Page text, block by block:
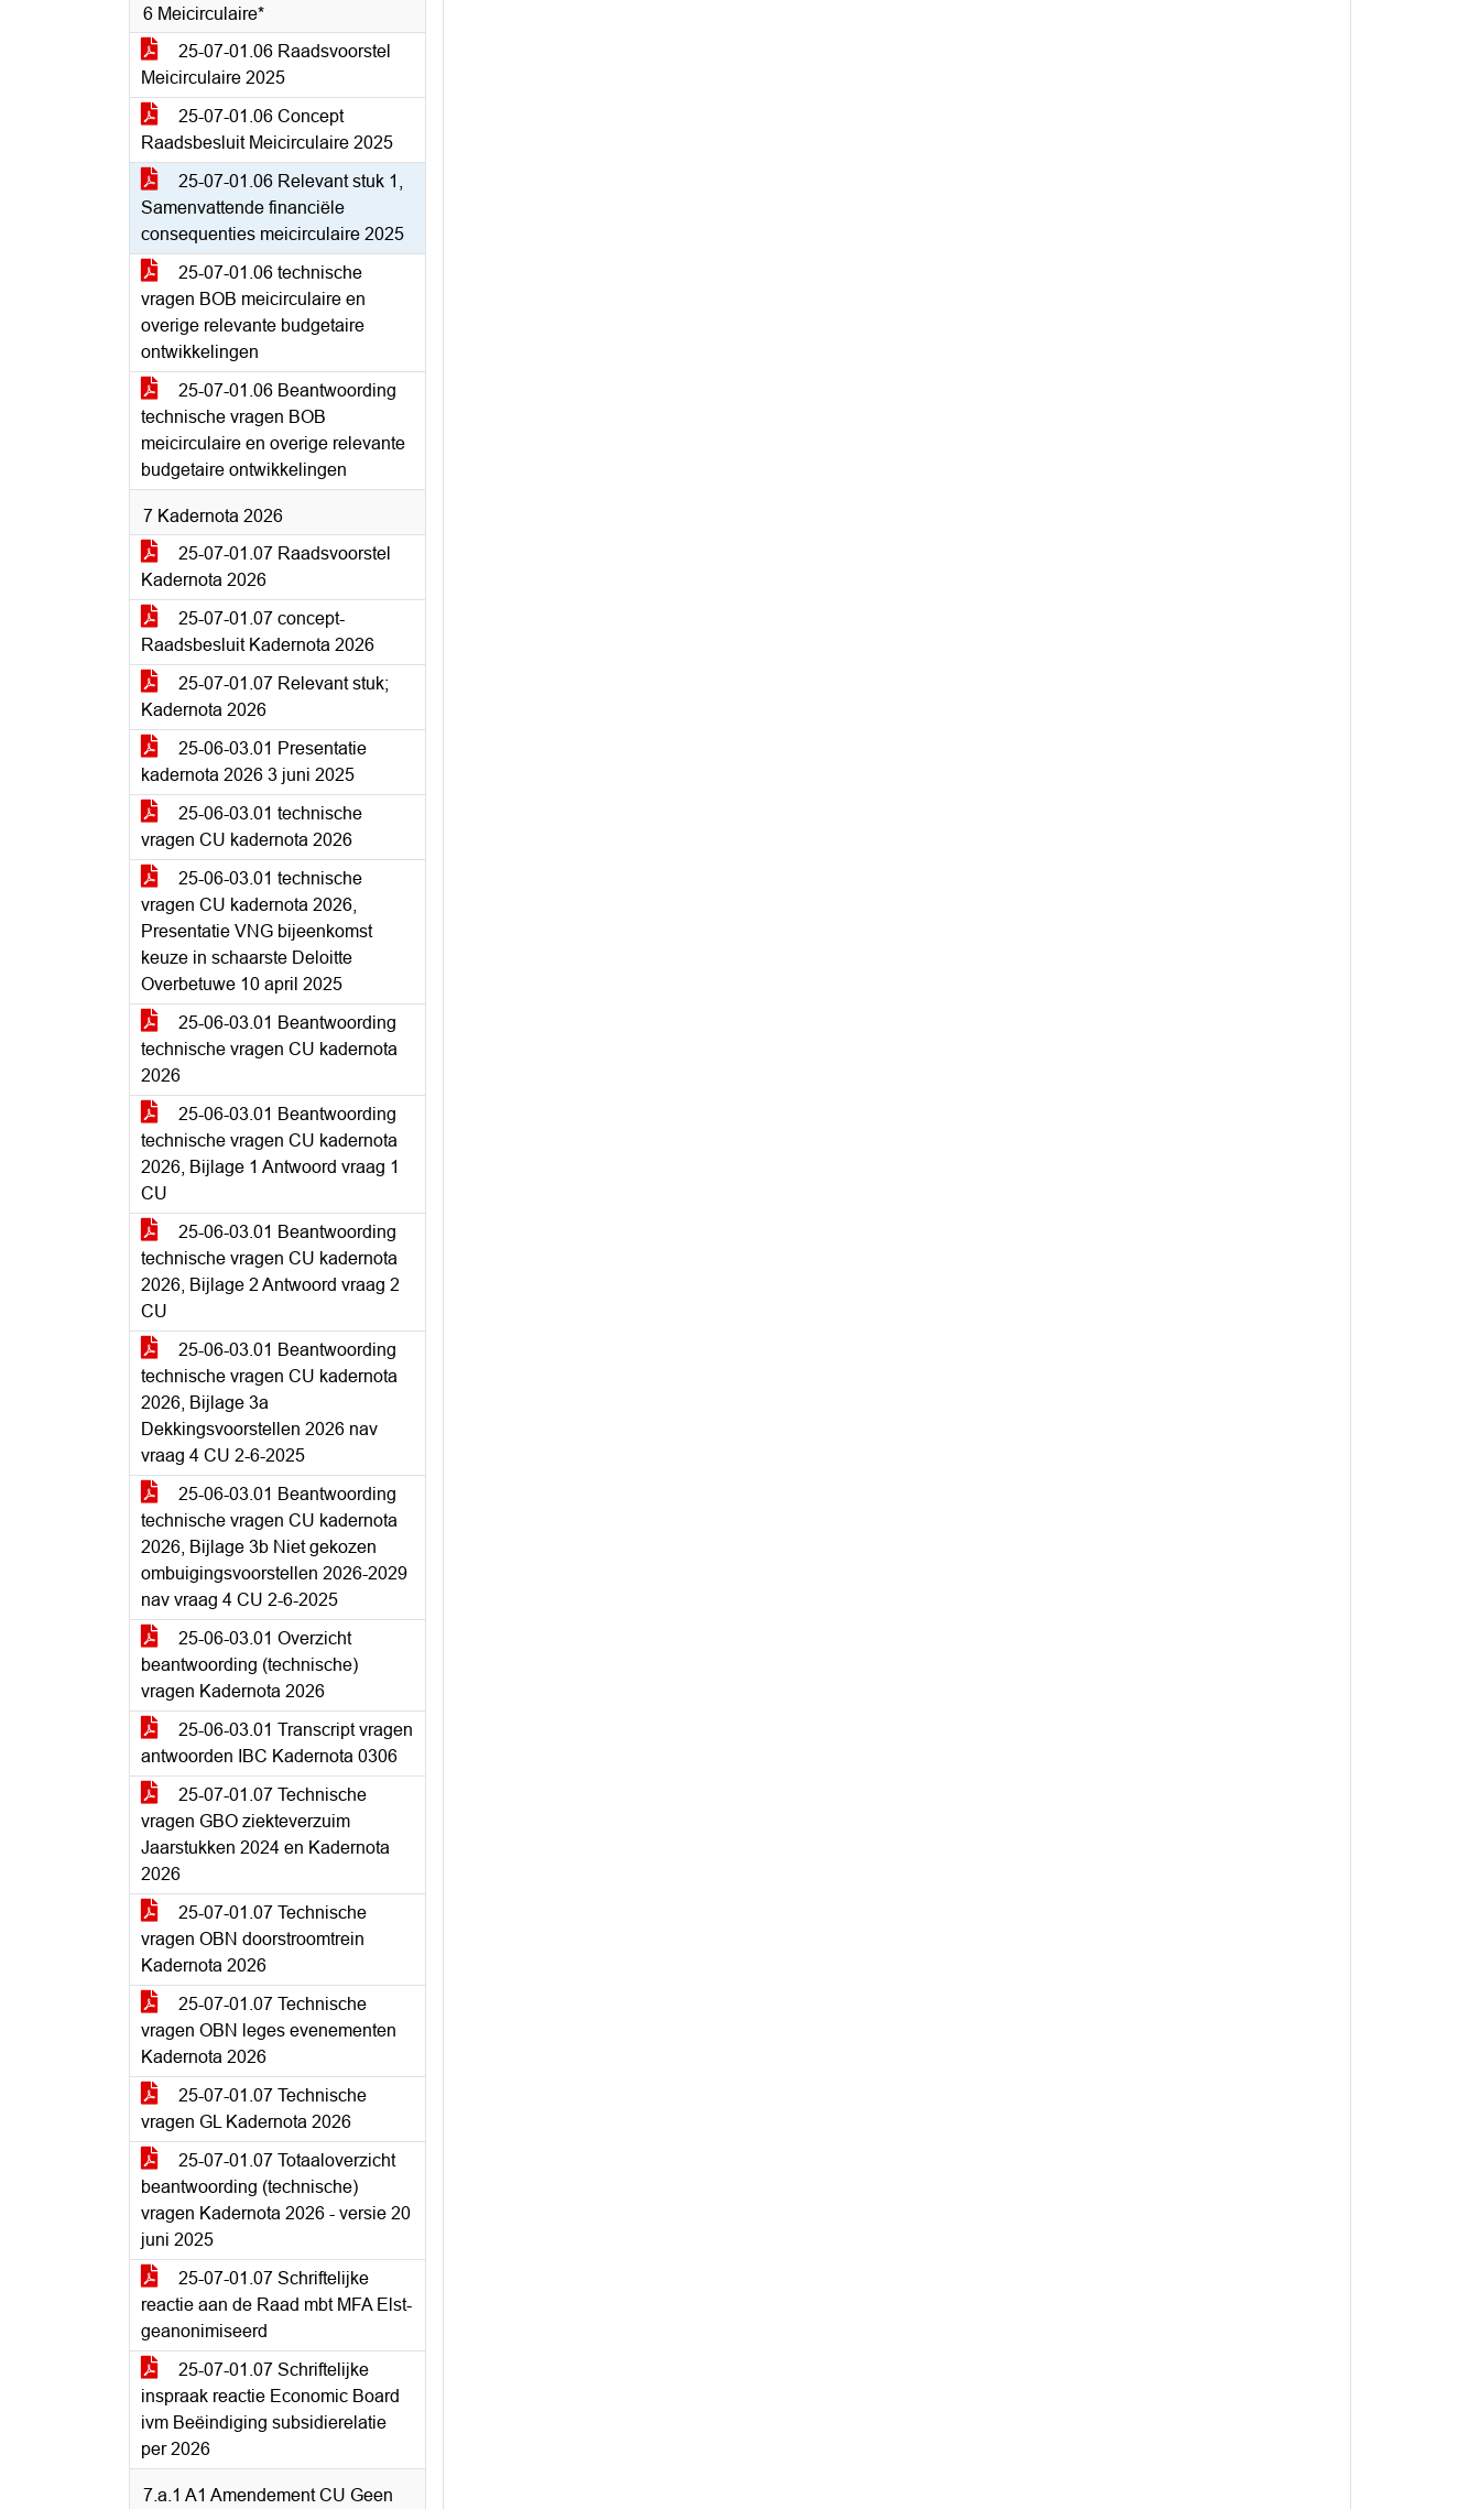
6 Meicirculaire*
25-07-01.06 Raadsvoorstel
Meicirculaire 2025
25-07-01.06 Concept
Raadsbesluit Meicirculaire 2025
25-07-01.06 Relevant stuk 1,
Samenvattende financiële
consequenties meicirculaire 2025
25-07-01.06 technische
vragen BOB meicirculaire en
overige relevante budgetaire
ontwikkelingen
25-07-01.06 Beantwoording
technische vragen BOB
meicirculaire en overige relevante
budgetaire ontwikkelingen
7 Kadernota 2026
25-07-01.07 Raadsvoorstel
Kadernota 2026
25-07-01.07 concept-
Raadsbesluit Kadernota 2026
25-07-01.07 Relevant stuk;
Kadernota 2026
25-06-03.01 Presentatie
kadernota 2026 3 juni 2025
25-06-03.01 technische
vragen CU kadernota 2026
25-06-03.01 technische
vragen CU kadernota 2026,
Presentatie VNG bijeenkomst
keuze in schaarste Deloitte
Overbetuwe 10 april 2025
25-06-03.01 Beantwoording
technische vragen CU kadernota
2026
25-06-03.01 Beantwoording
technische vragen CU kadernota
2026, Bijlage 1 Antwoord vraag 1
CU
25-06-03.01 Beantwoording
technische vragen CU kadernota
2026, Bijlage 2 Antwoord vraag 2
CU
25-06-03.01 Beantwoording
technische vragen CU kadernota
2026, Bijlage 3a
Dekkingsvoorstellen 2026 nav
vraag 4 CU 2-6-2025
25-06-03.01 Beantwoording
technische vragen CU kadernota
2026, Bijlage 3b Niet gekozen
ombuigingsvoorstellen 2026-2029
nav vraag 4 CU 2-6-2025
25-06-03.01 Overzicht
beantwoording (technische)
vragen Kadernota 2026
25-06-03.01 Transcript vragen
antwoorden IBC Kadernota 0306
25-07-01.07 Technische
vragen GBO ziekteverzuim
Jaarstukken 2024 en Kadernota
2026
25-07-01.07 Technische
vragen OBN doorstroomtrein
Kadernota 2026
25-07-01.07 Technische
vragen OBN leges evenementen
Kadernota 2026
25-07-01.07 Technische
vragen GL Kadernota 2026
25-07-01.07 Totaaloverzicht
beantwoording (technische)
vragen Kadernota 2026 - versie 20
juni 2025
25-07-01.07 Schriftelijke
reactie aan de Raad mbt MFA Elst-
geanonimiseerd
25-07-01.07 Schriftelijke
inspraak reactie Economic Board
ivm Beëindiging subsidierelatie
per 2026
7.a.1 A1 Amendement CU Geen